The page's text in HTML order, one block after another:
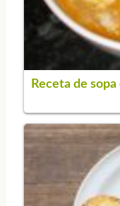
Receta de